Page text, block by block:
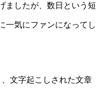
ましたが、数日という短
一気にファンになってし
文字起こしされた文章